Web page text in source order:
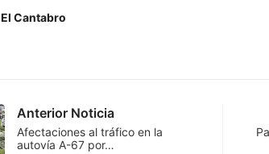
El Cantabro
Anterior Noticia
Afectaciones al tráfico en la
autovía A-67 por…